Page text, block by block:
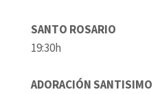
SANTO ROSARIO
19:30h
ADORACIÓN SANTISIMO